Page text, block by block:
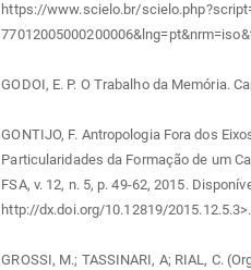
https://www.scielo.br/
GODOI, E. P. O Trabalho da Memória.
GONTIJO, F. Antropologia Fora dos
Particularidades da Formação de um
FSA, v. 12, n. 5, p. 49-62, 2015.
http://dx.doi.org/10.12819/2015.12.5.3>.
GROSSI, M.; TASSINARI, A; RIAL, C.